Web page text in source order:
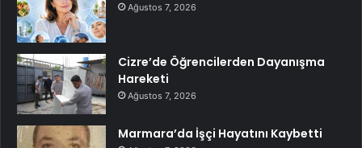
Ağustos 7, 2026
Cizre’de Öğrencilerden Dayanışma
Hareketi
Ağustos 7, 2026
Marmara’da İşçi Hayatını Kaybetti